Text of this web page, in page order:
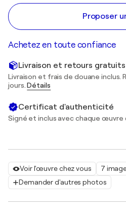
Voir l'œuvre chez vous
7
Demander d'autres photos
Proposer
Achetez en toute confiance
Livraison et retours gratuits
Livraison et frais de douane inclus.
jours.Détails
Certificat d'authenticité
Signé et inclus avec chaque œuvre